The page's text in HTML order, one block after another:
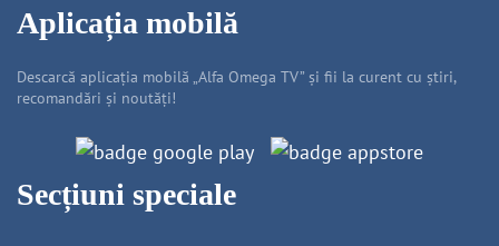
Aplicația mobilă
Descarcă aplicația mobilă „Alfa Omega TV” și fii la curent cu știri,
recomandări și noutăți!
Secțiuni speciale